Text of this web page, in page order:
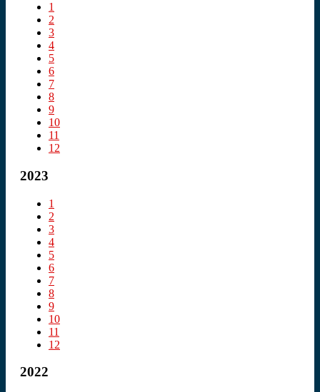
1
2
3
4
5
6
7
8
9
10
11
12
2023
1
2
3
4
5
6
7
8
9
10
11
12
2022